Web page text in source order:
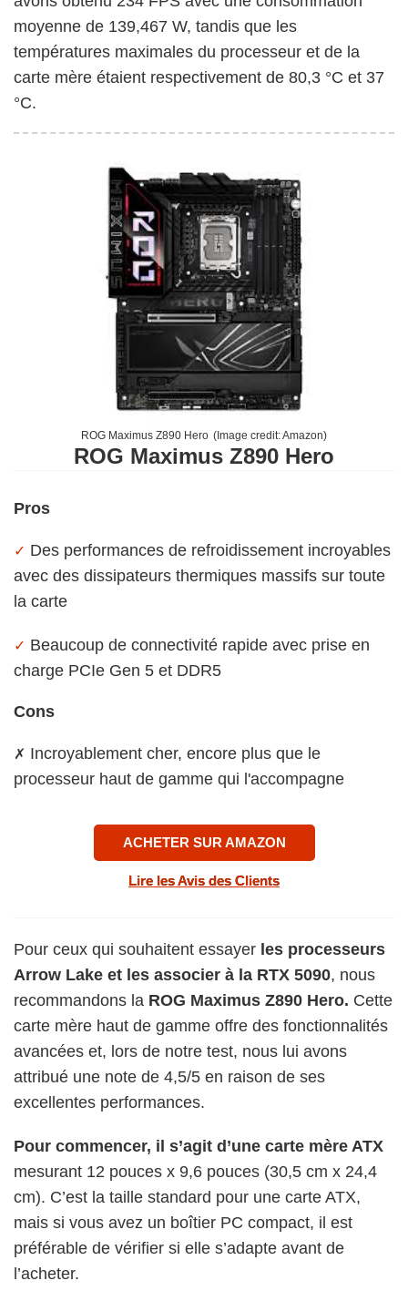
moyenne de 139,467 W, tandis que les
températures maximales du processeur et de la
carte mère étaient respectivement de 80,3 °C et 37
°C.
ROG Maximus Z890 Hero (Image credit:Amazon)
ROG Maximus Z890 Hero
Pros
✓ Des performances de refroidissement incroyables
avec des dissipateurs thermiques massifs sur toute
la carte
✓ Beaucoup de connectivité rapide avec prise en
charge PCIe Gen 5 et DDR5
Cons
✗ Incroyablement cher, encore plus que le
processeur haut de gamme qui l'accompagne
ACHETER SUR AMAZON
Lire les Avis des Clients
Pour ceux qui souhaitent essayer les processeurs
Arrow Lake et les associer à la RTX 5090, nous
recommandons la ROG Maximus Z890 Hero. Cette
carte mère haut de gamme offre des fonctionnalités
avancées et, lors de notre test, nous lui avons
attribué une note de 4,5/5 en raison de ses
excellentes performances.
Pour commencer, il s’agit d’une carte mère ATX
mesurant 12 pouces x 9,6 pouces (30,5 cm x 24,4
cm). C’est la taille standard pour une carte ATX,
mais si vous avez un boîtier PC compact, il est
préférable de vérifier si elle s’adapte avant de
l’acheter.